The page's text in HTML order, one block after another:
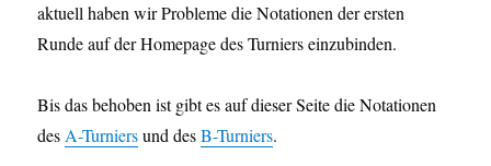
aktuell haben wir Probleme die Notationen der ersten
Runde auf der Homepage des Turniers einzubinden.
Bis das behoben ist gibt es auf dieser Seite die Notationen
des A-Turniersund desB-Turniers.